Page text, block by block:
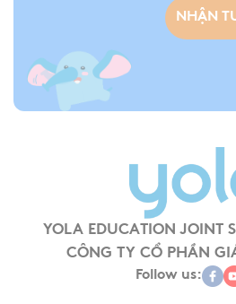
NHẬN
YOLA EDUCATION JOINT
CÔNG TY CỔ PHẦN
Follow us: